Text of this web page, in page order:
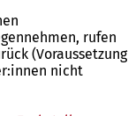
rufen
(Voraussetzung
nicht